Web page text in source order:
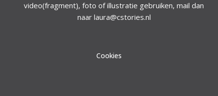
video(fragment), foto of illustratie gebruiken, mail dan
naar laura@cstories.nl
Cookies